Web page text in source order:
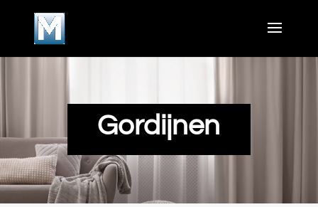
Gordijnen